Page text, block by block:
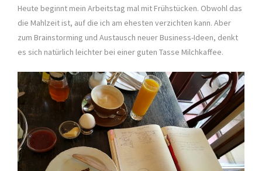
Heute beginnt mein Arbeitstag mal mit Frühstücken. Obwohl das
die Mahlzeit ist, auf die ich am ehesten verzichten kann. Aber
zum Brainstorming und Austausch neuer Business-Ideen, denkt
es sich natürlich leichter bei einer guten Tasse Milchkaffee.